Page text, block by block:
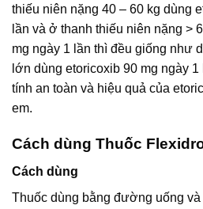
thiếu niên nặng 40 – 60 kg dùng
lần và ở thanh thiếu niên nặng >
mg ngày 1 lần thì đều giống như
lớn dùng etoricoxib 90 mg ngày
tính an toàn và hiệu quả của
em.
Cách dùng Thuốc
Cách dùng
Thuốc dùng bằng đường uống